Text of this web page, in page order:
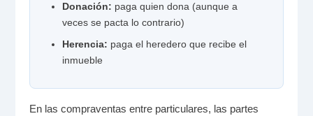
Donación: paga quien dona (aunque a
veces se pacta lo contrario)
Herencia: paga el heredero que recibe el
inmueble
En las compraventas entre particulares, las partes